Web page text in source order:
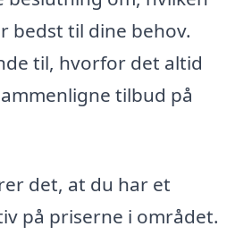
bedst til dine behov.
til, hvorfor det altid
tilbud på
det, at du har et
på priserne i området.